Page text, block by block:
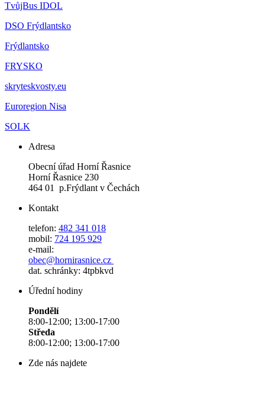
TvůjBus IDOL
DSO Frýdlantsko
Frýdlantsko
FRYSKO
skryteskvosty.eu
Euroregion Nisa
SOLK
Adresa
Obecní úřad Horní Řasnice
Horní Řasnice 230
464 01 p.Frýdlant v Čechách
Kontakt
telefon: 482 341 018
mobil: 724 195 929
e-mail:
obec@hornirasnice.cz
dat. schránky: 4tpbkvd
Úřední hodiny
Pondělí
8:00-12:00; 13:00-17:00
Středa
8:00-12:00; 13:00-17:00
Zde nás najdete